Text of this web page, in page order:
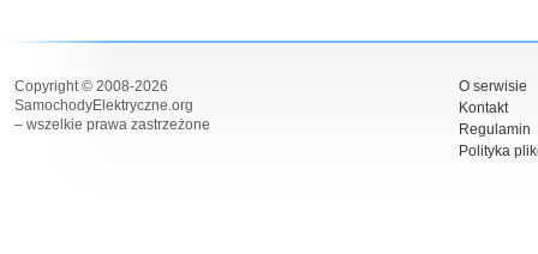
Copyright © 2008-2026
SamochodyElektryczne.org
– wszelkie prawa zastrzeżone
O serwisie
Kontakt
Regulamin
Polityka